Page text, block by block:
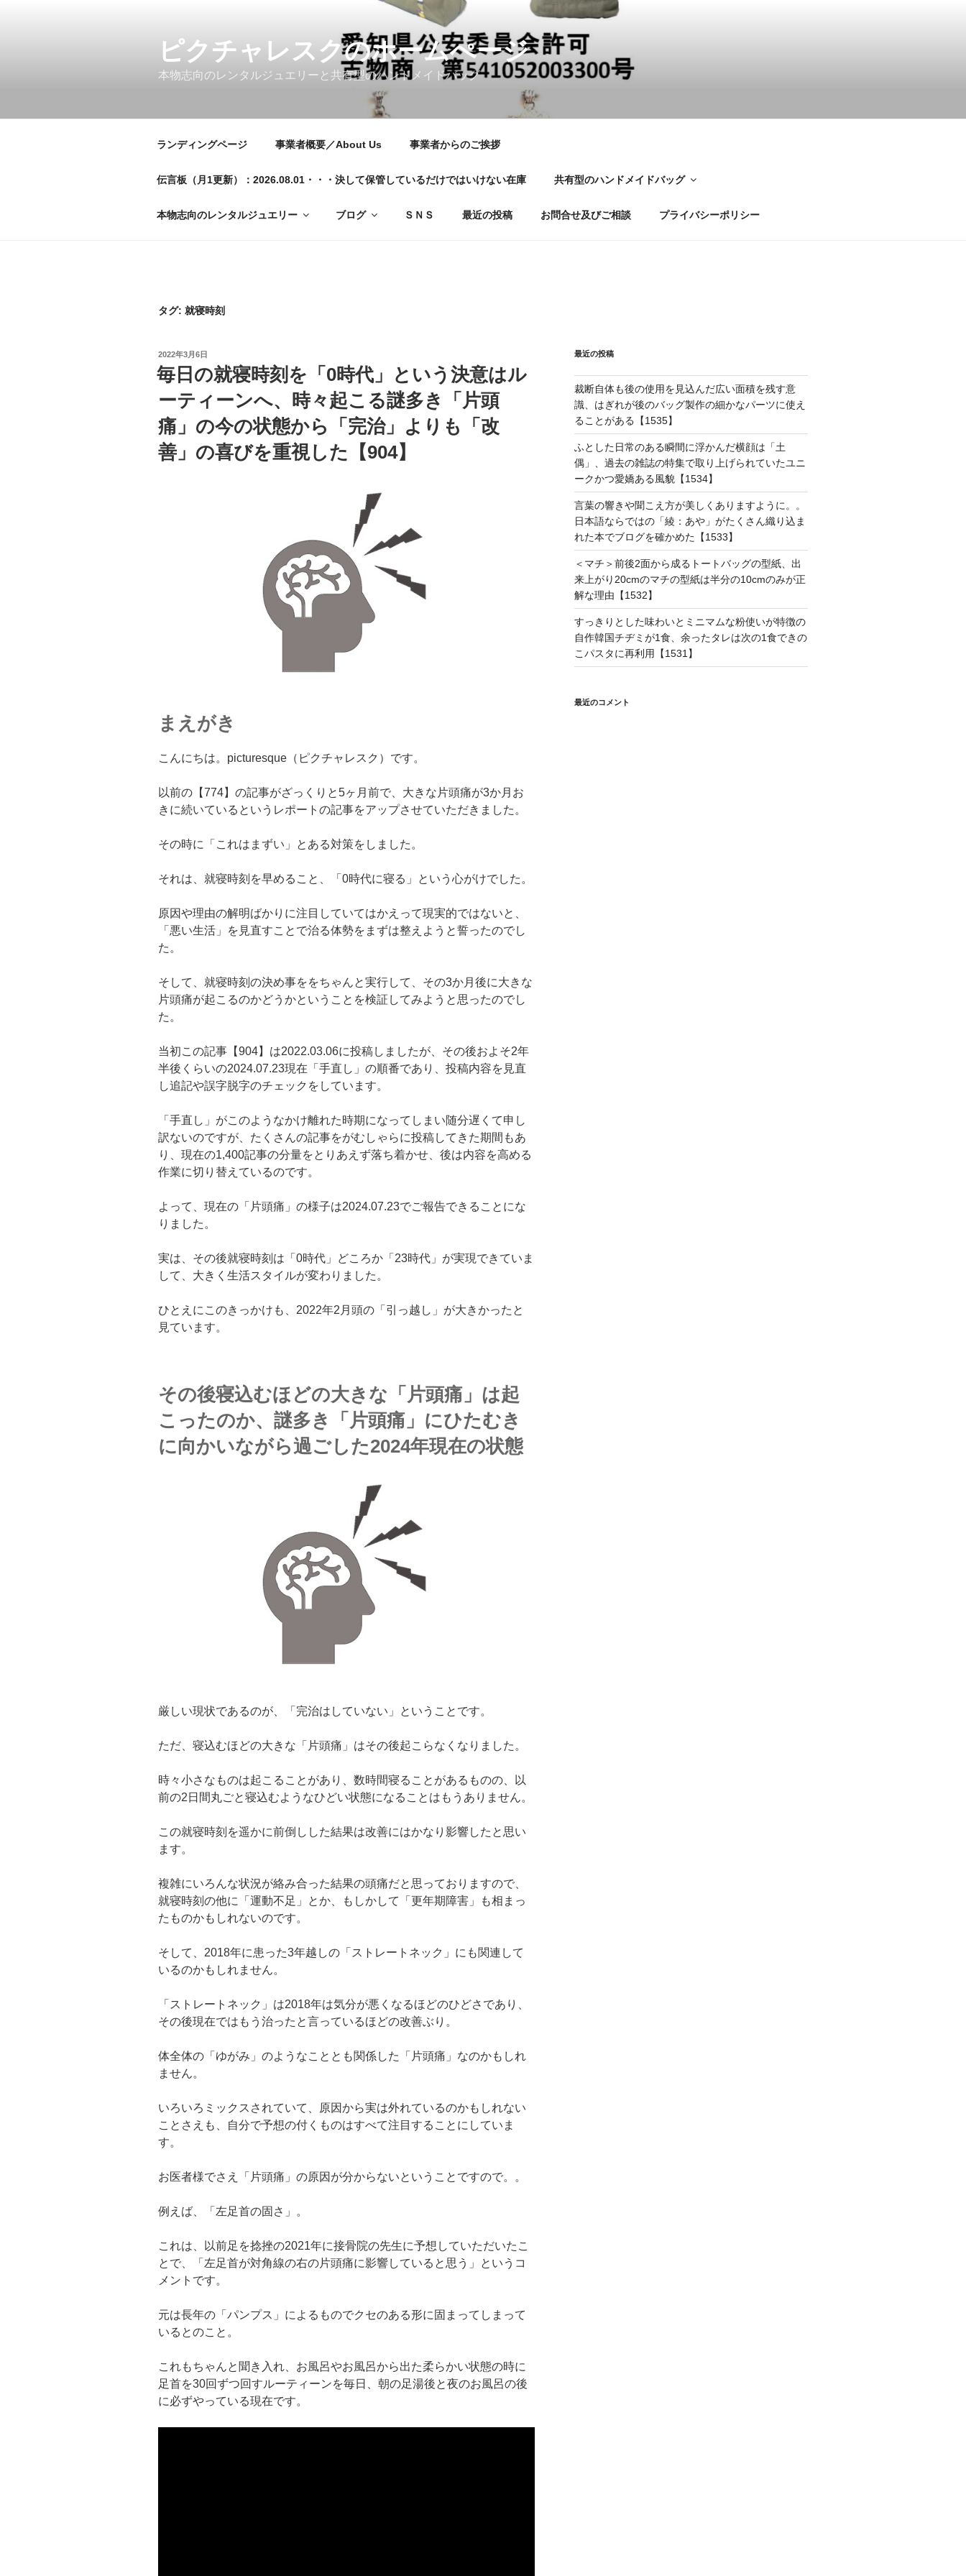
ピクチャレスクのホームぺージ
本物志向のレンタルジュエリーと共有型のハンドメイドバッグ
ランディングページ 事業者概要／About Us 事業者からのご挨拶
伝言板（月1更新）：2026.08.01・・・決して保管しているだけではいけない在庫 共有型のハンドメイドバッグ
本物志向のレンタルジュエリー ブログ ＳＮＳ 最近の投稿 お問合せ及びご相談 プライバシーポリシー
タグ: 就寝時刻
投
稿
日:
2022年3月6日
毎日の就寝時刻を「0時代」という決意はル
ーティーンへ、時々起こる謎多き「片頭
痛」の今の状態から「完治」よりも「改
善」の喜びを重視した【904】
まえがき
こんにちは。picturesque（ピクチャレスク）です。
以前の【774】の記事がざっくりと5ヶ月前で、大きな片頭痛が3か月お
きに続いているというレポートの記事をアップさせていただきました。
その時に「これはまずい」とある対策をしました。
それは、就寝時刻を早めること、「0時代に寝る」という心がけでした。
原因や理由の解明ばかりに注目していてはかえって現実的ではないと、
「悪い生活」を見直すことで治る体勢をまずは整えようと誓ったのでし
た。
そして、就寝時刻の決め事ををちゃんと実行して、その3か月後に大きな
片頭痛が起こるのかどうかということを検証してみようと思ったのでし
た。
当初この記事【904】は2022.03.06に投稿しましたが、その後およそ2年
半後くらいの2024.07.23現在「手直し」の順番であり、投稿内容を見直
し追記や誤字脱字のチェックをしています。
「手直し」がこのようなかけ離れた時期になってしまい随分遅くて申し
訳ないのですが、たくさんの記事をがむしゃらに投稿してきた期間もあ
り、現在の1,400記事の分量をとりあえず落ち着かせ、後は内容を高める
作業に切り替えているのです。
よって、現在の「片頭痛」の様子は2024.07.23でご報告できることにな
りました。
実は、その後就寝時刻は「0時代」どころか「23時代」が実現できていま
して、大きく生活スタイルが変わりました。
ひとえにこのきっかけも、2022年2月頭の「引っ越し」が大きかったと
見ています。
その後寝込むほどの大きな「片頭痛」は起
こったのか、謎多き「片頭痛」にひたむき
に向かいながら過ごした2024年現在の状態
厳しい現状であるのが、「完治はしていない」ということです。
ただ、寝込むほどの大きな「片頭痛」はその後起こらなくなりました。
時々小さなものは起こることがあり、数時間寝ることがあるものの、以
前の2日間丸ごと寝込むようなひどい状態になることはもうありません。
この就寝時刻を遥かに前倒しした結果は改善にはかなり影響したと思い
ます。
複雑にいろんな状況が絡み合った結果の頭痛だと思っておりますので、
就寝時刻の他に「運動不足」とか、もしかして「更年期障害」も相まっ
たものかもしれないのです。
そして、2018年に患った3年越しの「ストレートネック」にも関連して
いるのかもしれません。
「ストレートネック」は2018年は気分が悪くなるほどのひどさであり、
その後現在ではもう治ったと言っているほどの改善ぶり。
体全体の「ゆがみ」のようなこととも関係した「片頭痛」なのかもしれ
ません。
いろいろミックスされていて、原因から実は外れているのかもしれない
ことさえも、自分で予想の付くものはすべて注目することにしていま
す。
お医者様でさえ「片頭痛」の原因が分からないということですので。。
例えば、「左足首の固さ」。
これは、以前足を捻挫の2021年に接骨院の先生に予想していただいたこ
とで、「左足首が対角線の右の片頭痛に影響していると思う」というコ
メントです。
元は長年の「パンプス」によるものでクセのある形に固まってしまって
いるとのこと。
これもちゃんと聞き入れ、お風呂やお風呂から出た柔らかい状態の時に
足首を30回ずつ回すルーティーンを毎日、朝の足湯後と夜のお風呂の後
に必ずやっている現在です。
最近の投稿
裁断自体も後の使用を見込んだ広い面積を残す意
識、はぎれが後のバッグ製作の細かなパーツに使え
ることがある【1535】
ふとした日常のある瞬間に浮かんだ横顔は「土
偶」、過去の雑誌の特集で取り上げられていたユニ
ークかつ愛嬌ある風貌【1534】
言葉の響きや聞こえ方が美しくありますように。。
日本語ならではの「綾：あや」がたくさん織り込ま
れた本でブログを確かめた【1533】
＜マチ＞前後2面から成るトートバッグの型紙、出
来上がり20cmのマチの型紙は半分の10cmのみが正
解な理由【1532】
すっきりとした味わいとミニマムな粉使いが特徴の
自作韓国チヂミが1食、余ったタレは次の1食できの
こパスタに再利用【1531】
最近のコメント